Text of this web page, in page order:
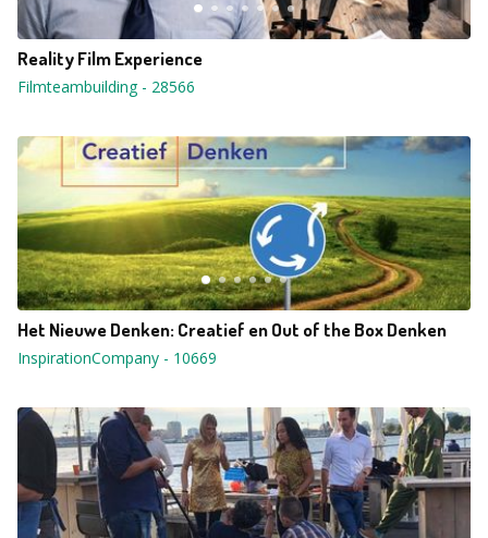
Reality Film Experience
Filmteambuilding- 28566
Het Nieuwe Denken: Creatief en Out of the Box Denken
InspirationCompany - 10669